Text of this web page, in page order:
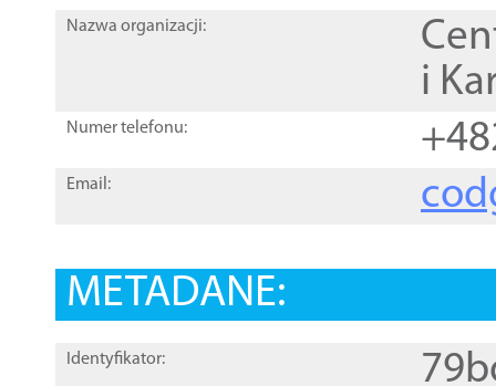
Nazwa organizacji:
i
Numer telefonu:
Email:
METADANE:
Identyfikator: